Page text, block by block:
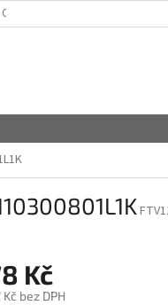
ÚDAJŮ
Kč
bez DPH